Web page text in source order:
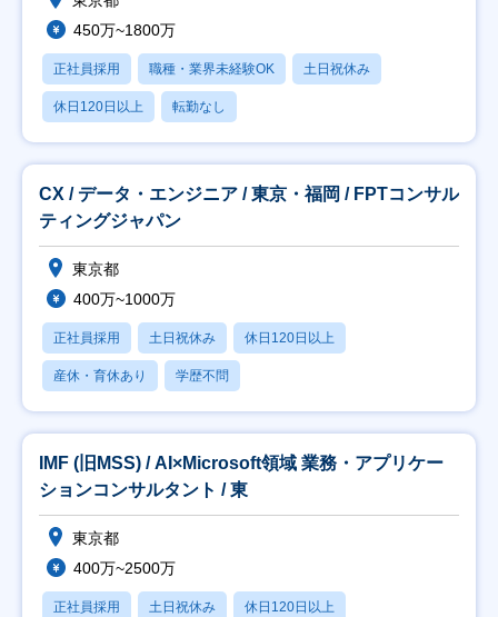
450万~1800万
正社員採用 職種・業界未経験OK 土日祝休み
休日120日以上 転勤なし
CX / データ・エンジニア / 東京・福岡 / FPTコンサル
ティングジャパン
東京都
400万~1000万
正社員採用 土日祝休み 休日120日以上
産休・育休あり 学歴不問
IMF (旧MSS) / AI×Microsoft領域 業務・アプリケー
ションコンサルタント / 東
東京都
400万~2500万
正社員採用 土日祝休み 休日120日以上